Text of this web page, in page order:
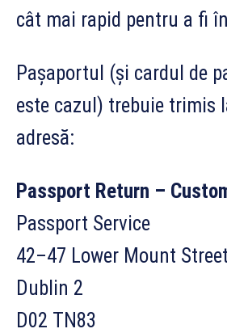
cât mai rapid pentru a fi
Pașaportul (și cardul de
este cazul) trebuie trimis
adresă:
Passport Return –
Passport Service
42–47 Lower Mount Street
Dublin 2
D02 TN83